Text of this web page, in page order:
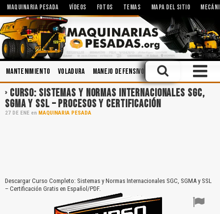
MAQUINARIA PESADA VÍDEOS FOTOS TEMAS MAPA DEL SITIO
Mantenimiento Voladura Manejo Defensivo Accidentes
CURSO: SISTEMAS Y NORMAS INTERNACIONALES SGC,
SGMA Y SSL – PROCESOS Y CERTIFICACIÓN
27 DE ENE en MAQUINARIA PESADA
Descargar Curso Completo: Sistemas y Normas Internacionales SGC, SGMA y SSL
– Certificación Gratis en Español/PDF.